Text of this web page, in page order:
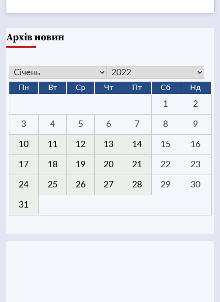
Архів новин
Пн Вт Ср Чт Пт Сб Нд
1 2
3 4 5 6 7 8 9
10 11 12 13 14 15 16
17 18 19 20 21 22 23
24 25 26 27 28 29 30
31